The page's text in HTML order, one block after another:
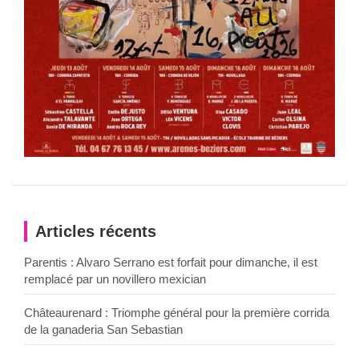
Articles récents
Parentis : Alvaro Serrano est forfait pour dimanche, il est
remplacé par un novillero mexician
Châteaurenard : Triomphe général pour la première corrida
de la ganaderia San Sebastian